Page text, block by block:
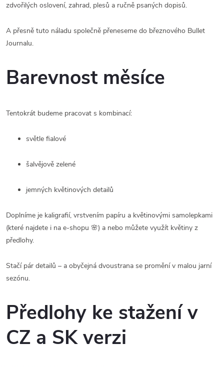
zdvořilých oslovení, zahrad, plesů a ručně psaných dopisů.
A přesně tuto náladu společně přeneseme do březnového Bullet
Journalu.
Barevnost měsíce
Tentokrát budeme pracovat s kombinací:
světle fialové
šalvějově zelené
jemných květinových detailů
Doplníme je kaligrafií, vrstvením papíru a květinovými samolepkami
(které najdete i na e-shopu 🌸) a nebo můžete využít květiny z
předlohy.
Stačí pár detailů – a obyčejná dvoustrana se promění v malou jarní
sezónu.
Předlohy ke stažení v
CZ a SK verzi